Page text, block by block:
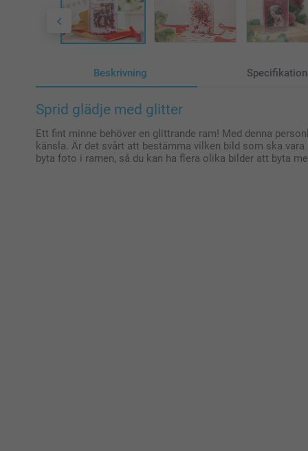
Beskrivning
Sprid glädje med glitter
Ett fint minne behöver en glittrande ram! Med denna
känsla. Är det svårt att bestämma vilken bild som ska
byta foto i ramen, så du kan ha flera olika bilder att byta